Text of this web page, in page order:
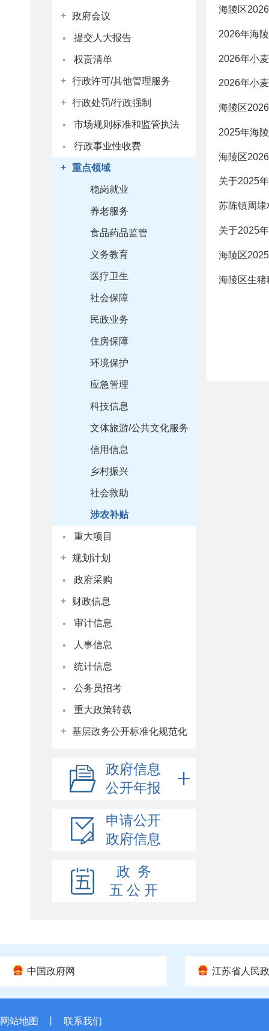
+ 政府会议
· 提交人大报告
· 权责清单
+ 行政许可/其他管理服务
+ 行政处罚/行政强制
· 市场规则标准和监管执法
· 行政事业性收费
+ 重点领域
稳岗就业
养老服务
食品药品监管
义务教育
医疗卫生
社会保障
民政业务
住房保障
环境保护
应急管理
科技信息
文体旅游/公共文化服务
信用信息
乡村振兴
社会救助
涉农补贴
· 重大项目
+ 规划计划
· 政府采购
+ 财政信息
· 审计信息
· 人事信息
· 统计信息
· 公务员招考
· 重大政策转载
+ 基层政务公开标准化规范化
政府信息
公开年报
申请公开
政府信息
政 务
五 公 开
海陵区
2026年海
2026年小
2026年小
海陵区
2025年海
海陵区
关于2025
苏陈镇周
关于2025
海陵区
海陵区生
中国政府网 江苏省人民
网站地图 联系我们